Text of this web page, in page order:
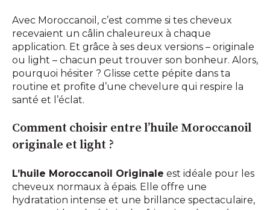
Avec Moroccanoil , c’est comme si tes cheveux
recevaient un câlin chaleureux à chaque
application. Et grâce à ses deux versions – originale
ou light – chacun peut trouver son bonheur. Alors,
pourquoi hésiter ? Glisse cette pépite dans ta
routine et profite d’une chevelure qui respire la
santé et l’éclat.
Comment choisir entre l’huile Moroccanoil
originale et light ?
L’huile Moroccanoil Originale est idéale pour les
cheveux normaux à épais. Elle offre une
hydratation intense et une brillance spectaculaire,